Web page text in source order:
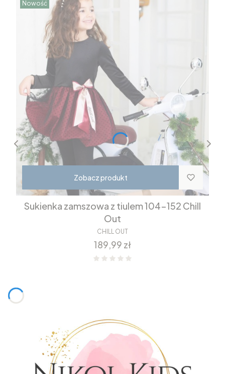
Nowość
Zobacz produkt
Sukienka zamszowa z tiulem 104-152 Chill
Out
CHILL OUT
Cena
189,99 zł